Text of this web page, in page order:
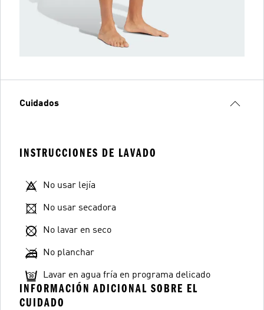
Cuidados
INSTRUCCIONES DE LAVADO
No usar lejía
No usar secadora
No lavar en seco
No planchar
Lavar en agua fría en programa delicado
INFORMACIÓN ADICIONAL SOBRE EL
CUIDADO